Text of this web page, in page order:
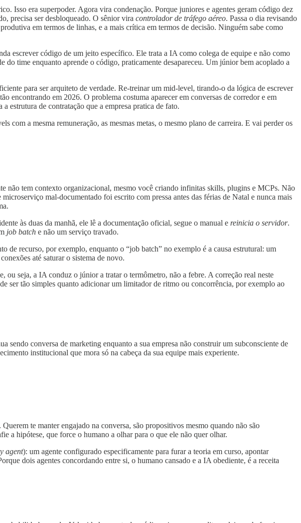
Isso era superpoder. Agora vira condenação. Porque juniores e agentes geram código dez
precisa ser desbloqueado. O sênior vira controlador de tráfego aéreo. Passa o dia revisando
em termos de linhas, e a mais crítica em termos de decisão. Ninguém sabe como
escrever código de um jeito específico. Ele trata a IA como colega de equipe e não como
time enquanto aprende o código, praticamente desapareceu. Um júnior bem acoplado a
para ser arquiteto de verdade. Re-treinar um mid-level, tirando-o da lógica de escrever
encontrando em 2026. O problema costuma aparecer em conversas de corredor e em
estrutura de contratação que a empresa pratica de fato.
com a mesma remuneração, as mesmas metas, o mesmo plano de carreira. E vai perder os
não tem contexto organizacional, mesmo você criando infinitas skills, plugins e MCPs. Não
mal-documentado foi escrito com pressa antes das férias de Natal e nunca mais
às duas da manhã, ele lê a documentação oficial, segue o manual e reinicia o servidor.
job batch e não um serviço travado.
de recurso, por exemplo, enquanto o “job batch” no exemplo é a causa estrutural: um
até saturar o sistema de novo.
ou seja, a IA conduz o júnior a tratar o termômetro, não a febre. A correção real neste
ser tão simples quanto adicionar um limitador de ritmo ou concorrência, por exemplo ao
sendo conversa de marketing enquanto a sua empresa não construir um subconsciente de
institucional que mora só na cabeça da sua equipe mais experiente.
te manter engajado na conversa, são propositivos mesmo quando não são
a hipótese, que force o humano a olhar para o que ele não quer olhar.
agent): um agente configurado especificamente para furar a teoria em curso, apontar
dois agentes concordando entre si, o humano cansado e a IA obediente, é a receita